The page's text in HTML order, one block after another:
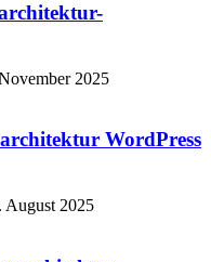
2025
WordPress
August 2025